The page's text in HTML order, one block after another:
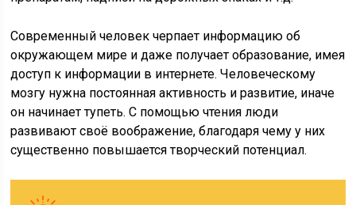
Современный человек черпает информацию об
окружающем мире и даже получает образование, имея
доступ к информации в интернете. Человеческому
мозгу нужна постоянная активность и развитие, иначе
он начинает тупеть. С помощью чтения люди
развивают своё воображение, благодаря чему у них
существенно повышается творческий потенциал.